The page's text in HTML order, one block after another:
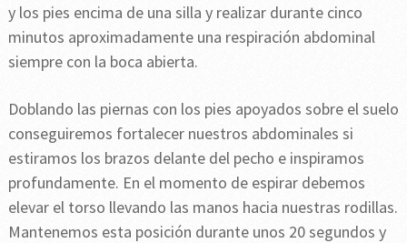
y los pies encima de una silla y realizar durante cinco
minutos aproximadamente una respiración abdominal
siempre con la boca abierta.
Doblando las piernas con los pies apoyados sobre el suelo
conseguiremos fortalecer nuestros abdominales si
estiramos los brazos delante del pecho e inspiramos
profundamente. En el momento de espirar debemos
elevar el torso llevando las manos hacia nuestras rodillas.
Mantenemos esta posición durante unos 20 segundos y